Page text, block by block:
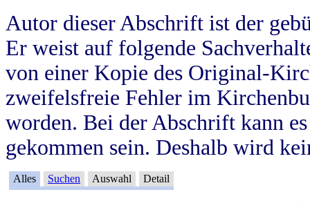
Autor dieser Abschrift ist der
Er weist auf folgende
von einer Kopie des Original-
zweifelsfreie Fehler im
worden. Bei der Abschrift kann
gekommen sein. Deshalb wird
Alles Suchen Auswahl Detail